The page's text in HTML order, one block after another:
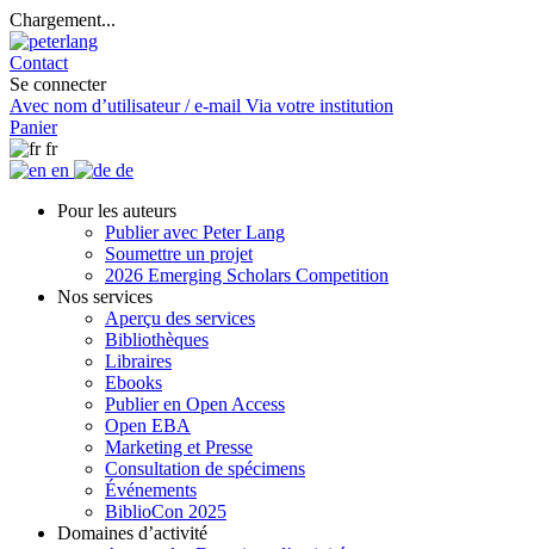
Chargement...
Contact
Se connecter
Avec nom d’utilisateur / e-mail Via votre institution
Panier
fr
en
de
Pour les auteurs
Publier avec Peter Lang
Soumettre un projet
2026 Emerging Scholars Competition
Nos services
Aperçu des services
Bibliothèques
Libraires
Ebooks
Publier en Open Access
Open EBA
Marketing et Presse
Consultation de spécimens
Événements
BiblioCon 2025
Domaines d’activité